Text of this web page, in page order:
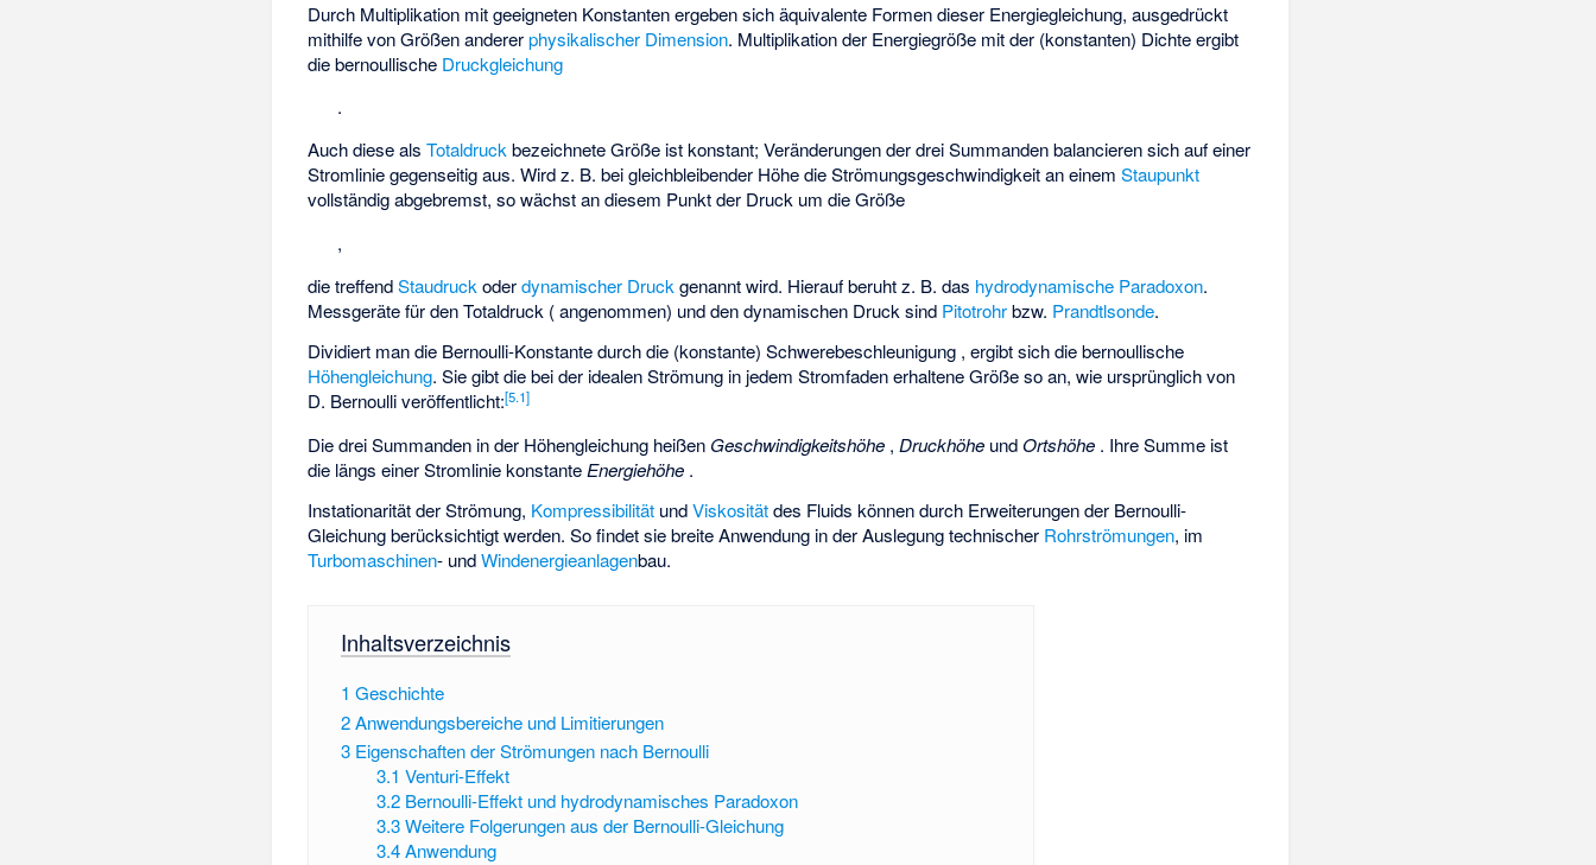
Durch Multiplikation mit geeigneten Konstanten ergeben sich äquivalente Formen dieser Energiegleichung, ausgedrückt
mithilfe von Größen andererphysikalischer Dimension. Multiplikation der Energiegröße mit der (konstanten) Dichteergibt
die bernoullische Druckgleichung
.
Auch diese alsTotaldruckbezeichnete Größe ist konstant; Veränderungen der drei Summanden balancieren sich auf einer
Stromlinie gegenseitig aus. Wird z. B. bei gleichbleibender Höhe die Strömungsgeschwindigkeit an einemStaupunkt
vollständig abgebremst, so wächst an diesem Punkt der Druck um die Größe
,
die treffendStaudruck oderdynamischer Druck genannt wird. Hierauf beruht z. B. das hydrodynamische Paradoxon.
Messgeräte für den Totaldruck (angenommen) und den dynamischen Druck sind Pitotrohrbzw. Prandtlsonde.
Dividiert man die Bernoulli-Konstantedurch die (konstante) Schwerebeschleunigung , ergibt sich die bernoullische
Höhengleichung. Sie gibt die bei der idealen Strömung in jedem Stromfaden erhaltene Größe so an, wie ursprünglich von
D. Bernoulli veröffentlicht:[5.1]
Die drei Summanden in der Höhengleichung heißen Geschwindigkeitshöhe ,Druckhöhe undOrtshöhe . Ihre Summe ist
die längs einer Stromlinie konstante Energiehöhe .
Instationarität der Strömung, Kompressibilität undViskositätdes Fluids können durch Erweiterungen der Bernoulli-
Gleichung berücksichtigt werden. So findet sie breite Anwendung in der Auslegung technischer Rohrströmungen, im
Turbomaschinen- undWindenergieanlagen­bau.
Inhaltsverzeichnis
1 Geschichte
2Anwendungsbereiche und Limitierungen
3 Eigenschaften der Strömungen nach Bernoulli
3.1 Venturi-Effekt
3.2 Bernoulli-Effekt und hydrodynamisches Paradoxon
3.3 Weitere Folgerungen aus der Bernoulli-Gleichung
3.4 Anwendung